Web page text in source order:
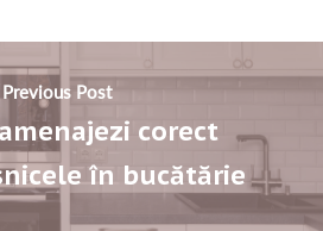
Previous Post
corect
în bucătărie